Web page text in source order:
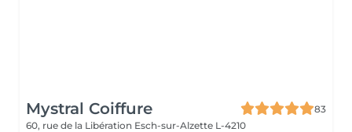
Mystral Coiffure
83
60, rue de la Libération Esch-sur-Alzette L-4210